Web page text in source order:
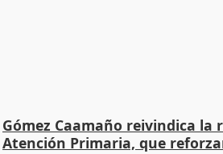
Gómez Caamaño reivindica la
Atención Primaria, que